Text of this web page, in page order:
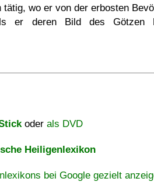
tätig, wo er von der erbosten
er deren Bild des Götzen
oder als DVD
Heiligenlexikon
bei Google gezielt